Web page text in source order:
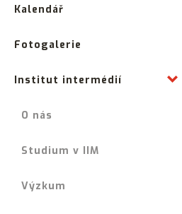
Kalendář
Fotogalerie
Institut intermédií
O nás
Studium v IIM
Výzkum